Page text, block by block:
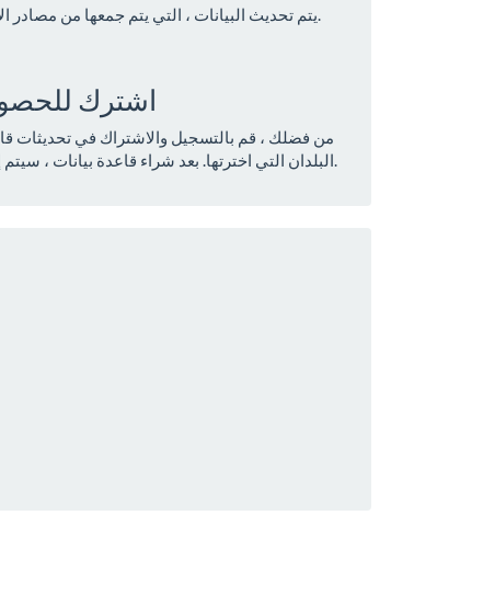
يتم تحديث البيانات ، التي يتم جمعها من مصادر الإنترنت العامة ، على أساس أسبوعي.
اشترك
من فضلك ، قم بالتسجيل والاشتراك في تحديثات
البلدان التي اخترتها. بعد شراء قاعدة بيانات ، سيتم إعلامك تلقائيًا بالتغييرات والتحديثات.